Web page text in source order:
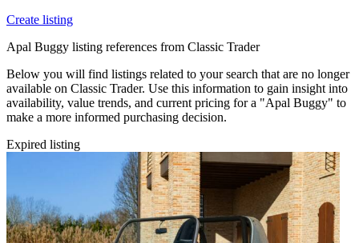
Create listing
Apal Buggy listing references from Classic Trader
Below you will find listings related to your search that are no longer
available on Classic Trader. Use this information to gain insight into
availability, value trends, and current pricing for a "Apal Buggy" to
make a more informed purchasing decision.
Expired listing